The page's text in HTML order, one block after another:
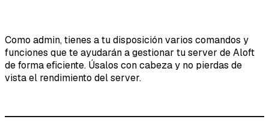
Como admin, tienes a tu disposición varios comandos y
funciones que te ayudarán a gestionar tu server de Aloft
de forma eficiente. Úsalos con cabeza y no pierdas de
vista el rendimiento del server.